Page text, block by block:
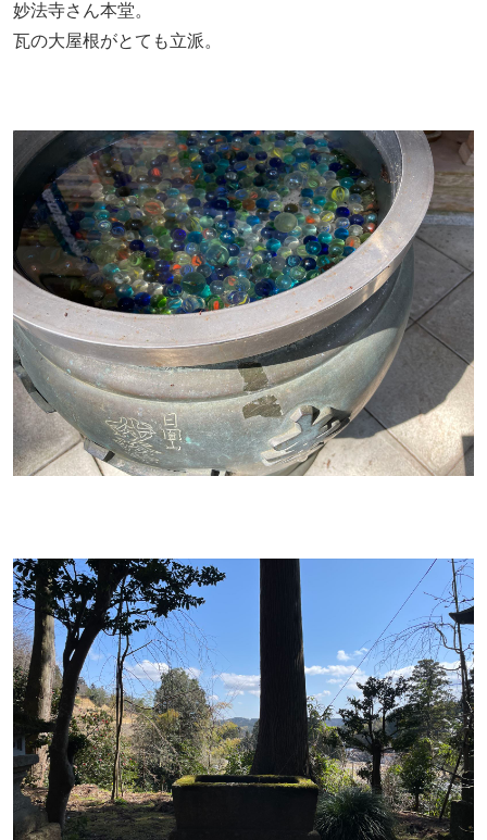
妙法寺さん本堂。
瓦の大屋根がとても立派。